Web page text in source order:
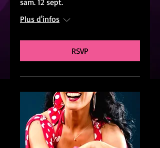
sam. 12 sept.
Plus d'infos
RSVP